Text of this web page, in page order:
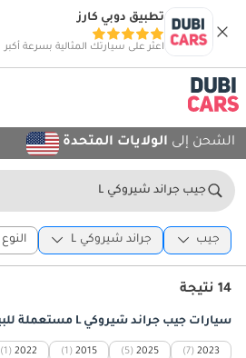
تطبيق دوبي كارز
اعثر على سيارتك المثالية بسرعة أكبر
الشحن إلى الولايات المتحدة
جيب جراند شيروكي L
جيب جراند شيروكي L النوع
14 نتيجة
سيارات جيب جراند شيروكي L مستعملة للبيع في الإمارات
2023
(7)
2025
(5)
2015
(1)
2022
(1)